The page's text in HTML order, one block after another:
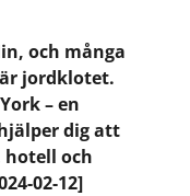
och många
jordklotet.
– en
dig att
och
02-12]